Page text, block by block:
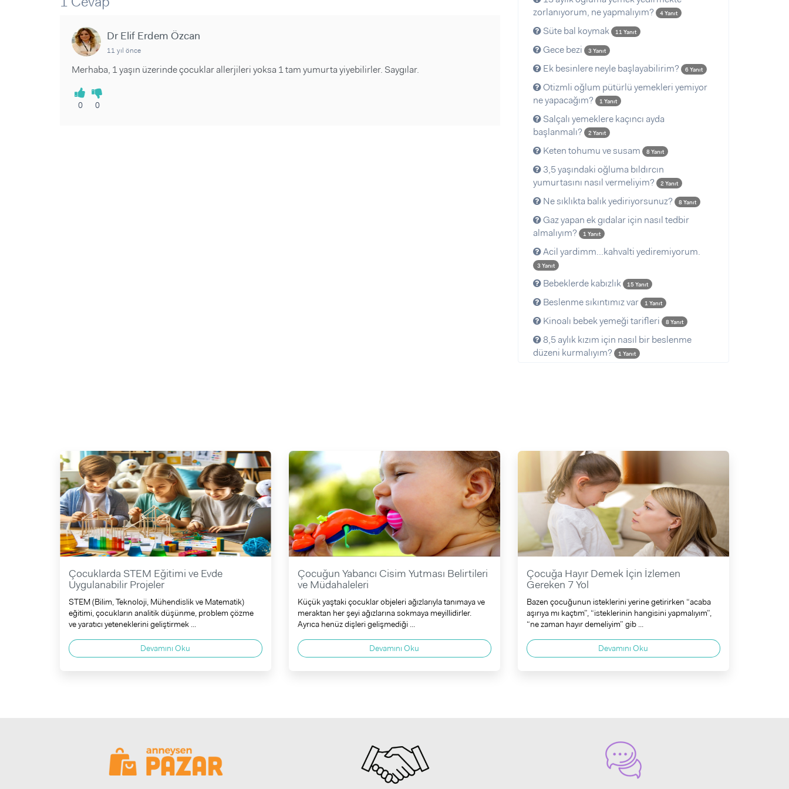
Videolar
Videolar
Ürünler
Sorular ve Yanıtlar
Dr Elif Erdem Özcan
11 yıl önce
Merhaba, 1 yaşın üzerinde çocuklar allerjileri yoksa 1 tam yumurta yiyebilirler. Saygılar.
0 0
zorlanıyorum, ne yapmalıyım?
4 Yanıt
Süte bal koymak 11 Yanıt
Gece bezi 3 Yanıt
Ek besinlere neyle başlayabilirim? 6 Yanıt
Otizmli oğlum pütürlü yemekleri yemiyor
ne yapacağım?
1 Yanıt
Salçalı yemeklere kaçıncı ayda
başlanmalı?
2 Yanıt
Keten tohumu ve susam 8 Yanıt
3,5 yaşındaki oğluma bıldırcın
yumurtasını nasıl vermeliyim?
2 Yanıt
Ne sıklıkta balık yediriyorsunuz? 8 Yanıt
Gaz yapan ek gıdalar için nasıl tedbir
almalıyım?
1 Yanıt
Acil yardimm...kahvalti yediremiyorum.
3 Yanıt
Bebeklerde kabızlık 15 Yanıt
Beslenme sıkıntımız var 1 Yanıt
Kinoalı bebek yemeği tarifleri 8 Yanıt
8,5 aylık kızım için nasıl bir beslenme
düzeni kurmalıyım?
1 Yanıt
Çocuklarda STEM Eğitimi ve Evde
Uygulanabilir Projeler
STEM (Bilim, Teknoloji, Mühendislik ve Matematik)
eğitimi, çocukların analitik düşünme, problem çözme
ve yaratıcı yeteneklerini geliştirmek ...
Devamını Oku
Çocuğun Yabancı Cisim Yutması Belirtileri
ve Müdahaleleri
Küçük yaştaki çocuklar objeleri ağızlarıyla tanımaya ve
meraktan her şeyi ağızlarına sokmaya meyillidirler.
Ayrıca henüz dişleri gelişmediği ...
Devamını Oku
Çocuğa Hayır Demek İçin İzlemen
Gereken 7 Yol
Bazen çocuğunun isteklerini yerine getirirken “acaba
aşırıya mı kaçtım”, “isteklerinin hangisini yapmalıyım”,
“ne zaman hayır demeliyim” gib ...
Devamını Oku